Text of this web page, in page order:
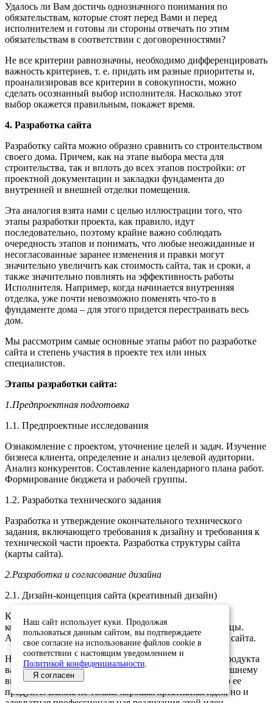
Удалось ли Вам достичь однозначного понимания по
обязательствам, которые стоят перед Вами и перед
исполнителем и готовы ли стороны отвечать по этим
обязательствам в соответствии с договоренностями?
Не все критерии равнозначны, необходимо дифференцировать
важность критериев, т. е. придать им разные приоритеты и,
проанализировав все критерии в совокупности, можно
сделать осознанный выбор исполнителя. Насколько этот
выбор окажется правильным, покажет время.
4. Разработка сайта
Разработку сайта можно образно сравнить со строительством
своего дома. Причем, как на этапе выбора места для
строительства, так и вплоть до всех этапов постройки: от
проектной документации и закладки фундамента до
внутренней и внешней отделки помещения.
Эта аналогия взята нами с целью иллюстрации того, что
этапы разработки проекта, как правило, идут
последовательно, поэтому крайне важно соблюдать
очередность этапов и понимать, что любые неожиданные и
несогласованные заранее изменения и правки могут
значительно увеличить как стоимость сайта, так и сроки, а
также значительно повлиять на эффективность работы
Исполнителя. Например, когда начинается внутренняя
отделка, уже почти невозможно поменять что-то в
фундаменте дома – для этого придется перестраивать весь
дом.
Мы рассмотрим самые основные этапы работ по разработке
сайта и степень участия в проекте тех или иных
специалистов.
Этапы разработки сайта:
1.Предпроектная подготовка
1.1. Предпроектные исследования
Ознакомление с проектом, уточнение целей и задач. Изучение
бизнеса клиента, определение и анализ целевой аудитории.
Анализ конкурентов. Составление календарного плана работ.
Формирование бюджета и рабочей группы.
1.2. Разработка технического задания
Разработка и утверждение окончательного технического
задания, включающего требования к дизайну и требования к
технической части проекта. Разработка структуры сайта
(карты сайта).
2.Разработка и согласование дизайна
2.1. Дизайн-концепция сайта (креативный дизайн)
Креативная идея, разработка основной графической
концепции дизайна сайта на примере главной страницы.
Адаптация элементов фирменного стиля клиента для сайта.
Не лишний раз будет сказать о том, что для любого продукта
важна визуальная составляющая. Ведь именно по внешнему
виду складывается первое впечатление о компании, о ее
продукте. Важна не только хорошая креативная идея, но и
Наш сайт использует куки. Продолжая
пользоваться данным сайтом, вы подтверждаете
свое согласие на использование файлов cookie в
соответствии с настоящим уведомлением и
Политикой конфиденциальности
Я согласен